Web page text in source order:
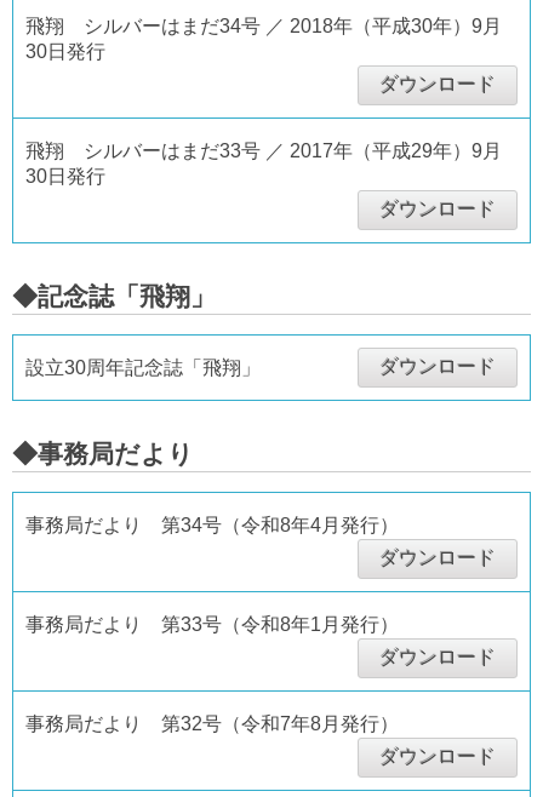
飛翔 シルバーはまだ34号 ／ 2018年（平成30年）9月
30日発行
ダウンロード
飛翔 シルバーはまだ33号 ／ 2017年（平成29年）9月
30日発行
ダウンロード
◆記念誌「飛翔」
設立30周年記念誌「飛翔」 ダウンロード
◆事務局だより
事務局だより 第34号（令和8年4月発行）
ダウンロード
事務局だより 第33号（令和8年1月発行）
ダウンロード
事務局だより 第32号（令和7年8月発行）
ダウンロード